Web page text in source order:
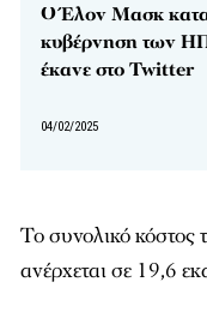
Ο Έλον Μασκ
κυβέρνηση των
έκανε στο Twitter
04/02/2025
Το συνολικό κόστος
ανέρχεται σε 19,6